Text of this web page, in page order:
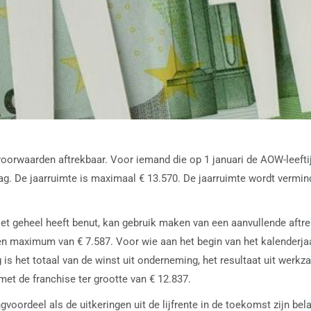
aftrekbaar. Voor iemand die op 1 januari de AOW-
De jaarruimte is maximaal € 13.570. De jaarruimte wordt
geheel heeft benut, kan gebruik maken van een aanvullende
maximum van € 7.587. Voor wie aan het begin van het
het totaal van de winst uit onderneming, het resultaat uit
de franchise ter grootte van € 12.837.
als de uitkeringen uit de lijfrente in de toekomst zijn